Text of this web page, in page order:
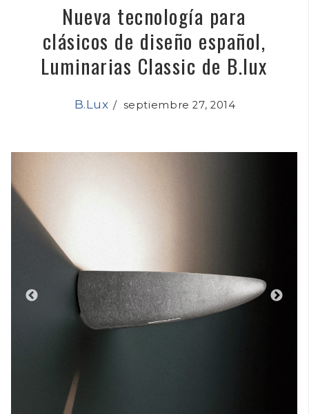
Nueva tecnología para
clásicos de diseño español,
Luminarias Classic de B.lux
B.Lux /septiembre 27, 2014